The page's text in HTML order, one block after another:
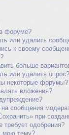
форуме?
или удалить
к своему
больше
или удалить опрос?
некоторые форумы?
вложения?
сообщения
при
требует одобрения?
мою тему?